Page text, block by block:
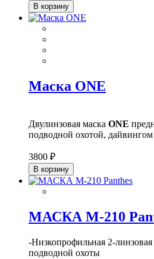
В корзину
Маска ONE
Двулинзовая маска ONE
подводной охотой,
3800 ₽
В корзину
МАСКА М-210
-Низкопрофильная 2-
подводной охоты